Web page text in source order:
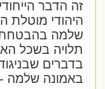
זה הדבר
היהודי מוטלת
שלמה בהבטחת
תלויה בשכל
בדברים
באמונה שלמה -